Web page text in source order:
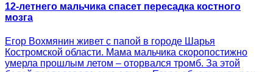
12-летнего мальчика спасет пересадка костного
мозга
Егор Вохмянин живет с папой в городе Шарья
Костромской области. Мама мальчика скоропостижно
умерла прошлым летом – оторвался тромб. За этой